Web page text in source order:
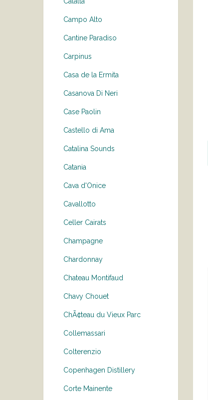
Campo Alto
Cantine Paradiso
Carpinus
Casa de la Ermita
Casanova Di Neri
Case Paolin
Castello di Ama
Catalina Sounds
Catania
Cava d'Onice
Cavallotto
Celler Cairats
Champagne
Chardonnay
Chateau Montifaud
Chavy Chouet
ChÃ¢teau du Vieux Parc
Collemassari
Colterenzio
Copenhagen Distillery
Corte Mainente